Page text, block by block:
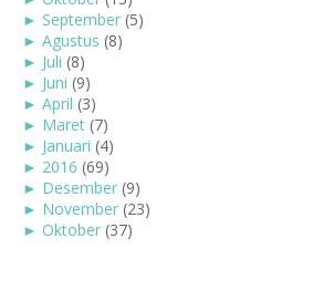
► September (5)
► Agustus (8)
► Juli (8)
► Juni (9)
► April (3)
► Maret (7)
► Januari (4)
► 2016 (69)
► Desember (9)
► November (23)
► Oktober (37)